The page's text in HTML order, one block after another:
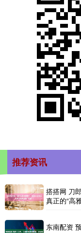
推荐资讯
搭搭网 刀
真正的“高
东南配资